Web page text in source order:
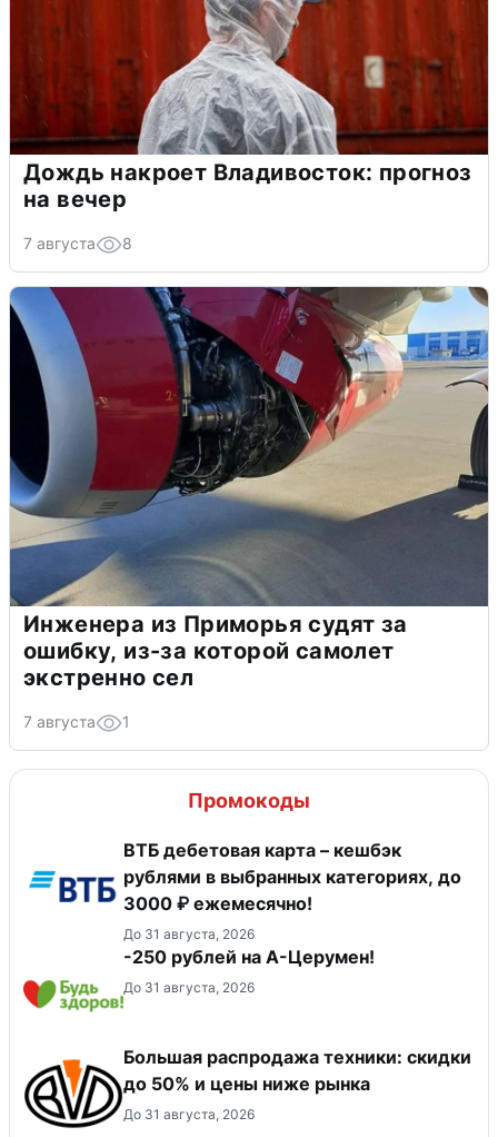
Дождь накроет Владивосток: прогноз
на вечер
7 августа 8
Инженера из Приморья судят за
ошибку, из-за которой самолет
экстренно сел
7 августа 1
Промокоды
ВТБ дебетовая карта – кешбэк
рублями в выбранных категориях, до
3000 ₽ ежемесячно!
До 31 августа, 2026
-250 рублей на А-Церумен!
До 31 августа, 2026
Большая распродажа техники: скидки
до 50% и цены ниже рынка
До 31 августа, 2026